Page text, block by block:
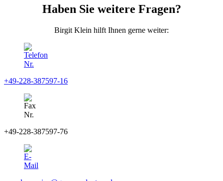
Haben Sie weitere Fragen?
Birgit Klein hilft Ihnen gerne weiter:
+49-228-387597-16
+49-228-387597-76